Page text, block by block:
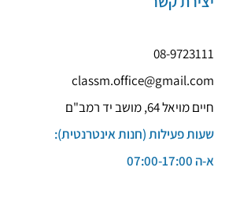
08-9723111
classm.office@gmail.com
חיים מויאל 64, מושב יד רמב"ם
שעות פעילות (חנות אינטרנטית):
א-ה 07:00-17:00